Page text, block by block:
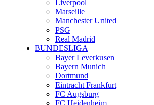
Liverpool
Marseille
Manchester United
PSG
Real Madrid
BUNDESLIGA
Bayer Leverkusen
Bayern Munich
Dortmund
Eintracht Frankfurt
FC Augsburg
FC Heidenheim